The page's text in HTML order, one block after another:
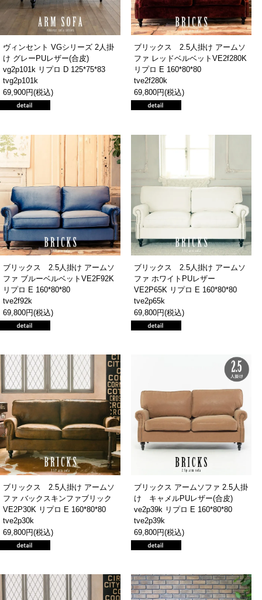
ヴィンセント VGシリーズ 2人掛
け グレーPUレザー(合皮)
vg2p101k リプロ D 125*75*83
tvg2p101k
69,900円(税込)
ブリックス 2.5人掛け アームソ
ファ レッドベルベットVE2f280K
リプロ E 160*80*80
tve2f280k
69,800円(税込)
ブリックス 2.5人掛け アームソ
ファ ブルーベルベットVE2F92K
リプロ E 160*80*80
tve2f92k
69,800円(税込)
ブリックス 2.5人掛け アームソ
ファ ホワイトPUレザー
VE2P65K リプロ E 160*80*80
tve2p65k
69,800円(税込)
ブリックス 2.5人掛け アームソ
ファ バックスキンファブリック
VE2P30K リプロ E 160*80*80
tve2p30k
69,800円(税込)
ブリックス アームソファ 2.5人掛
け キャメルPUレザー(合皮)
ve2p39k リプロ E 160*80*80
tve2p39k
69,800円(税込)